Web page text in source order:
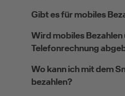
Gibt es für mobiles
Wird mobiles Bezahlen
Telefonrechnung
Wo kann ich mit dem
bezahlen?